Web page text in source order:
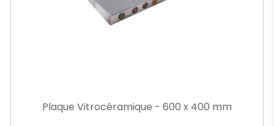
Plaque Vitrocéramique - 600 x 400 mm